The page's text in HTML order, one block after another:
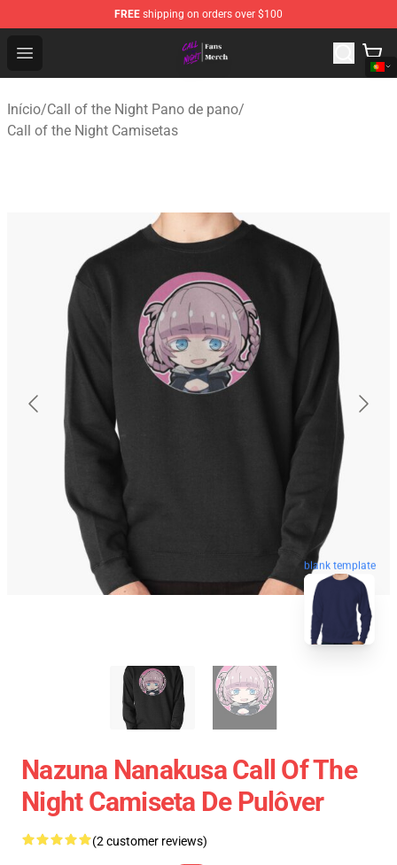
FREE shipping on orders over $100
Open menu
Call of the Night Store - Official Call of the Night
Início/Call of the Night Pano de pano/
Call of the Night Camisetas
blank template
Nazuna Nanakusa Call Of The
Night Camiseta De Pulôver
(2 customer reviews)